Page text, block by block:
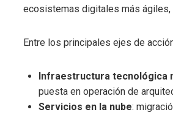
ecosistemas digitales más
Entre los principales ejes de
Infraestructura tecnológica
puesta en operación de
Servicios en la nube: